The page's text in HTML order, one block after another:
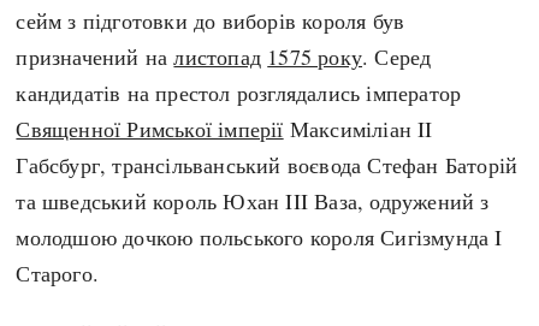
сейм з підготовки до виборів короля був
призначений налистопад 1575 року. Серед
кандидатів на престол розглядались імператор
Священної Римської імперії Максиміліан II
Габсбург, трансільванський воєвода Стефан Баторій
та шведський король Юхан III Ваза, одружений з
молодшою дочкою польського короля Сигізмунда I
Старого.